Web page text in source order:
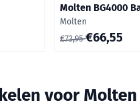
Molten BG4000
Merk:
Molten
Van 73,95 voor
€73,95€66,55
voor Molten